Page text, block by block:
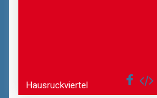
Hausruckviertel